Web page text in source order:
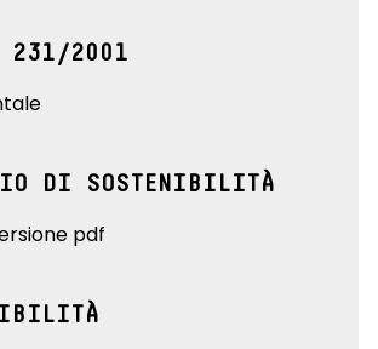
231/2001
DI SOSTENIBILITÀ
pdf